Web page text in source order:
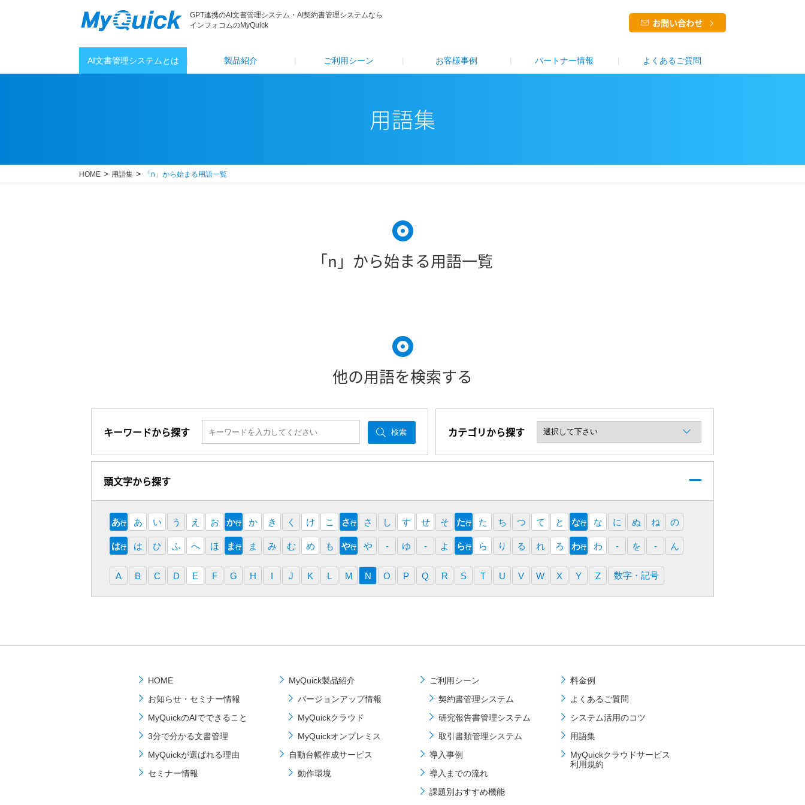
GPT連携のAI文書管理システム・AI契約書管理システムなら
インフォコムのMyQuick
お問い合わせ
AI文書管理システムとは 製品紹介 ご利⽤シーン お客様事例 パートナー情報 よくあるご質問
用語集
HOME 用語集 「n」から始まる用語一覧
「n」から始まる用語一覧
他の用語を検索する
キーワードから探す 検索 カテゴリから探す
頭文字から探す
あ行 あ い う え お か行 か き く け こ さ行 さ し す せ そ た行 た ち つ て と な行 な に ぬ ね の
は行 は ひ ふ へ ほ ま 行 ま み む め も や行 や - ゆ - よ ら行 ら り る れ ろ わ行 わ - を - ん
A B C D E F G H I J K L M N O P Q R S T U V W X Y Z 数字・記号
HOME
お知らせ・セミナー情報
MyQuickのAIでできること
3分で分かる文書管理
MyQuickが選ばれる理由
セミナー情報
MyQuick製品紹介
バージョンアップ情報
MyQuickクラウド
MyQuickオンプレミス
自動台帳作成サービス
動作環境
ご利⽤シーン
契約書管理システム
研究報告書管理システム
取引書類管理システム
導⼊事例
導⼊までの流れ
課題別おすすめ機能
料金例
よくあるご質問
システム活用のコツ
用語集
MyQuickクラウドサービス
利用規約